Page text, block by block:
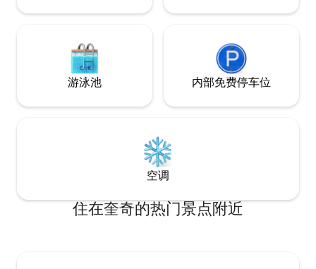
游泳池 内部免费停车位
空调
住在奎奇的热门景点附近